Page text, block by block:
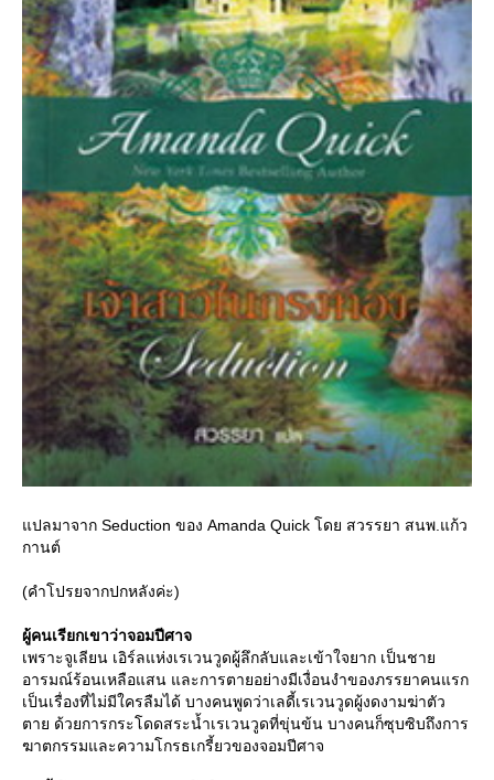
ปลมาจาก Seduction ของ Amanda Quick โดย สวรรยา สนพ.แก้ว
กานต์
(คำโปรยจากปกหลังค่ะ)
ผู้คนเรียกเขาว่าจอมปีศาจ
เพราะจูเลียน เอิร์ลแห่งเรเวนวูดผู้ลึกลับและเข้าใจยาก เป็นชา
อารมณ์ร้อนเหลือแสน และการตายอย่างมีเงื่อนงำของภรรยาคนแรก
เป็นเรื่องที่ไม่มีใครลืมได้ บางคนพูดว่าเลดี้เรเวนวูดผู้งดงามฆ่าตัว
ตาย ด้วยการกระโดดสระน้ำเรเวนวูดที่ขุ่นข้น บางคนก็ซุบซิบถึงการ
ฆาตกรรมและความโกรธเกรี้ยวของจอมปีศาจ